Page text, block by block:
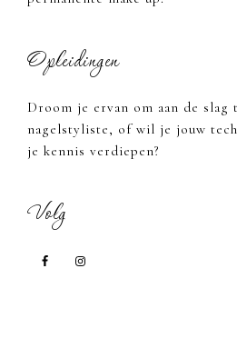
Opleidingen
Droom je ervan om aan de slag
nagelstyliste, of wil je jouw
je kennis verdiepen?
Volg